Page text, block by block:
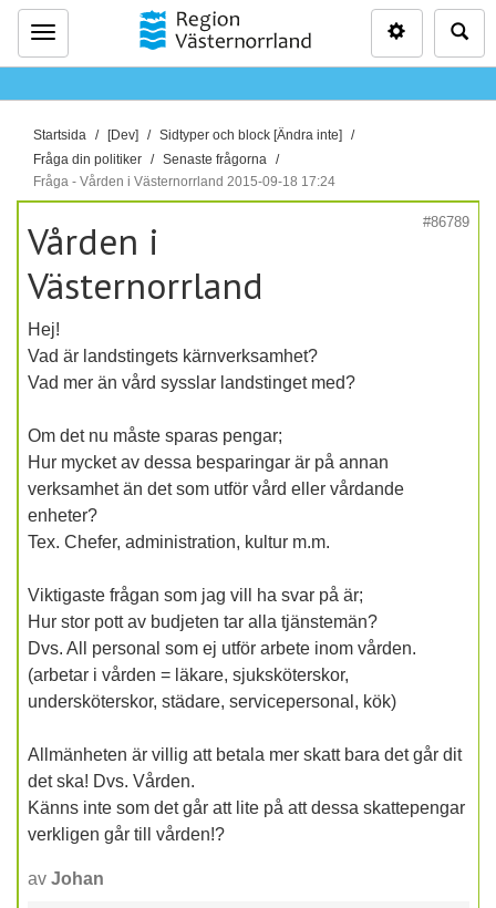
Meny
D
u
ä
h
ä
r
:
Startsida [Dev]
Sidtyper och block [Ändra inte]
Fråga din politiker
Senaste frågorna
Fråga - Vården i Västernorrland 2015-09-18 17:24
#86789
Vården i
Västernorrland
Hej!
Vad är landstingets kärnverksamhet?
Vad mer än vård sysslar landstinget med?
Om det nu måste sparas pengar;
Hur mycket av dessa besparingar är på annan
verksamhet än det som utför vård eller vårdande
enheter?
Tex. Chefer, administration, kultur m.m.
Viktigaste frågan som jag vill ha svar på är;
Hur stor pott av budjeten tar alla tjänstemän?
Dvs. All personal som ej utför arbete inom vården.
(arbetar i vården = läkare, sjuksköterskor,
undersköterskor, städare, servicepersonal, kök)
Allmänheten är villig att betala mer skatt bara det går dit
det ska! Dvs. Vården.
Känns inte som det går att lite på att dessa skattepengar
verkligen går till vården!?
av Johan